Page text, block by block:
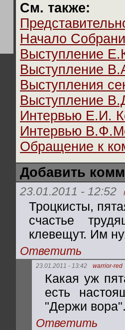
См. также:
Начало
Выступление
Выступление
Выступления
Выступление
Интервью Е.И.
Интервью
Обращение к
Добавить
23.01.2011 - 12:52
Троцкисты,
счастье
клевещут. Им
Ответить
23.01.2011 - 13:42 warrior-red
Какая уж
есть
"Держи
Ответить